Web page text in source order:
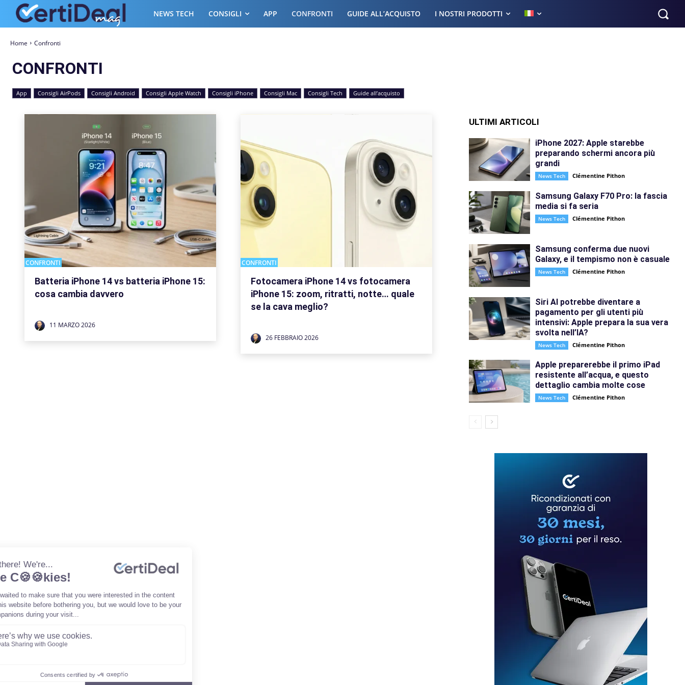
NEWS TECH CONSIGLI APP CONFRONTI GUIDE ALL’ACQUISTO I NOSTRI PRODOTTI
Home Confronti
CONFRONTI
App Consigli AirPods Consigli Android Consigli Apple Watch Consigli iPhone Consigli Mac Consigli Tech Guide all’acquisto
CONFRONTI
Batteria iPhone 14 vs batteria iPhone 15:
cosa cambia davvero
11 MARZO 2026
CONFRONTI
Fotocamera iPhone 14 vs fotocamera
iPhone 15: zoom, ritratti, notte… quale
se la cava meglio?
26 FEBBRAIO 2026
ULTIMI ARTICOLI
iPhone 2027: Apple starebbe
preparando schermi ancora più
grandi
News Tech Clémentine Pithon
Samsung Galaxy F70 Pro: la fascia
media si fa seria
News Tech Clémentine Pithon
Samsung conferma due nuovi
Galaxy, e il tempismo non è casuale
News Tech Clémentine Pithon
Siri AI potrebbe diventare a
pagamento per gli utenti più
intensivi: Apple prepara la sua vera
svolta nell’IA?
News Tech Clémentine Pithon
Apple preparerebbe il primo iPad
resistente all’acqua, e questo
dettaglio cambia molte cose
News Tech Clémentine Pithon